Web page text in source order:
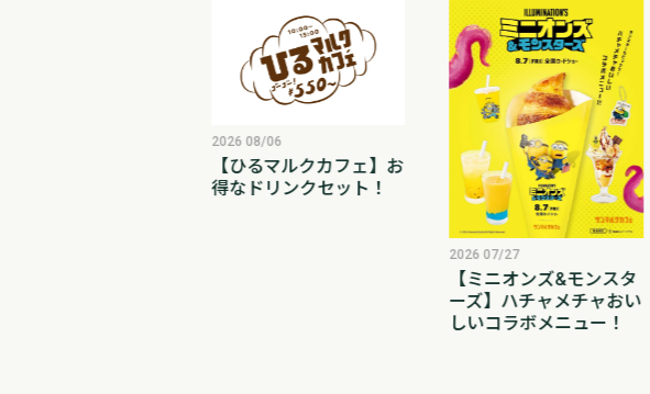
2026 08/06
【ひるマルクカフェ】お
得なドリンクセット！
2026 07/27
【ミニオンズ&モンスタ
ーズ】ハチャメチャおい
しいコラボメニュー！